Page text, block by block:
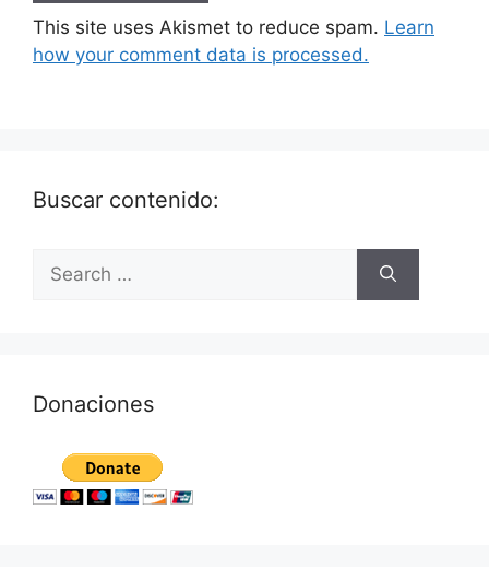
This site uses Akismet to reduce spam. Learn
how your comment data is processed.
Buscar contenido:
Donaciones